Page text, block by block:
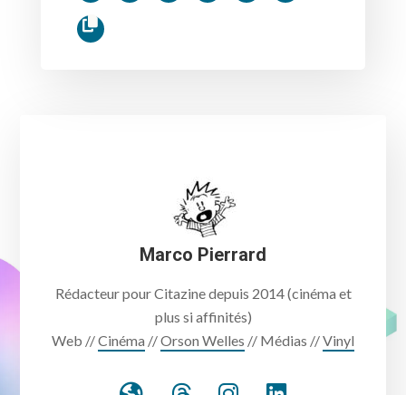
Marco Pierrard
Rédacteur pour Citazine depuis 2014 (cinéma et
plus si affinités)
Web //Cinéma //Orson Welles // Médias //Vinyl